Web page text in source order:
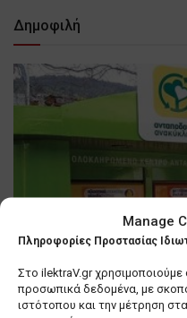
Manage
Πληροφορίες Προστασίας
Στο ilektraV.gr
προσωπικά δεδομένα, με
ιστότοπου και την μέτρηση
Δημοφιλή